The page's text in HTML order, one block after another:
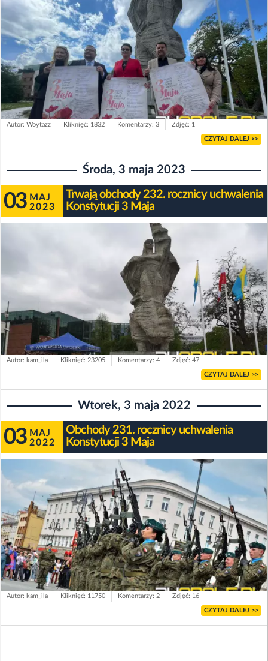
Autor: Woytazz Kliknięć: 1832 Komentarzy: 3 Zdjęć: 1
CZYTAJ DALEJ >>
Środa, 3 maja 2023
03 MAJ
2023
Trwają obchody 232. rocznicy uchwalenia
Konstytucji 3 Maja
Autor: kam_ila Kliknięć: 23205 Komentarzy: 4 Zdjęć: 47
CZYTAJ DALEJ >>
Wtorek, 3 maja 2022
03 MAJ
2022
Obchody 231. rocznicy uchwalenia
Konstytucji 3 Maja
Autor: kam_ila Kliknięć: 11750 Komentarzy: 2 Zdjęć: 16
CZYTAJ DALEJ >>